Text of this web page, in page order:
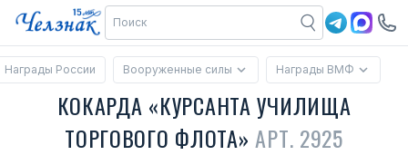
Награды России Вооруженные силы Награды ВМФ
КОКАРДА «КУРСАНТА УЧИЛИЩА
ТОРГОВОГО ФЛОТА»АРТ. 2925